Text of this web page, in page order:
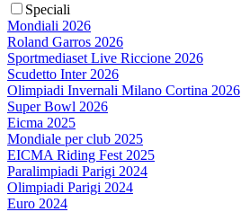
Speciali
Mondiali 2026
Roland Garros 2026
Sportmediaset Live Riccione 2026
Scudetto Inter 2026
Olimpiadi Invernali Milano Cortina 2026
Super Bowl 2026
Eicma 2025
Mondiale per club 2025
EICMA Riding Fest 2025
Paralimpiadi Parigi 2024
Olimpiadi Parigi 2024
Euro 2024